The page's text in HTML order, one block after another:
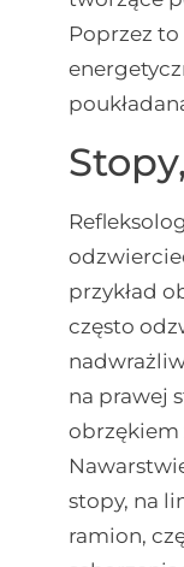
Poprzez
przykład
często
na prawej
obrzękiem
stopy, na
ramion,